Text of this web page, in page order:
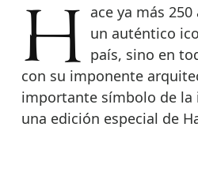
Hace ya más 250 años nació lo que con el tiempo se convertiría en un auténtico
país, sino en
con su imponente
importante símbolo de la
una edición especial de